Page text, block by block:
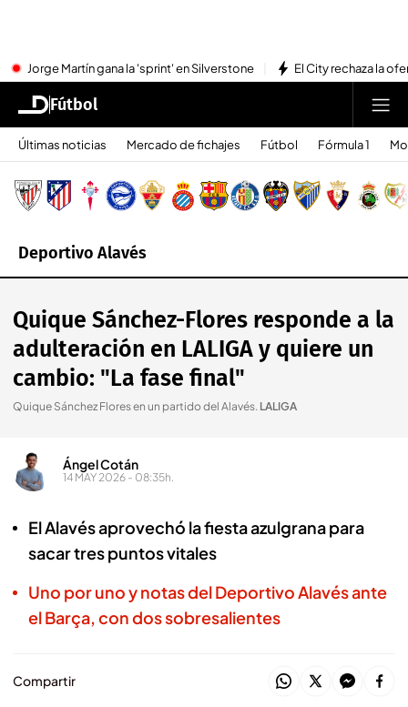
Jorge Martín gana la 'sprint' en Silverstone El City rechaza la
Fútbol
Últimas noticias Mercado de fichajes Fútbol Fórmula 1
Deportivo Alavés
Quique Sánchez-Flores responde a la
adulteración en LALIGA y quiere un
cambio: "La fase final"
Quique Sánchez Flores en un partido del Alavés. LALIGA
Ángel Cotán
14 MAY 2026 - 08:35h.
El Alavés aprovechó la fiesta azulgrana para
sacar tres puntos vitales
Uno por uno y notas del Deportivo Alavés ante
el Barça, con dos sobresalientes
Compartir